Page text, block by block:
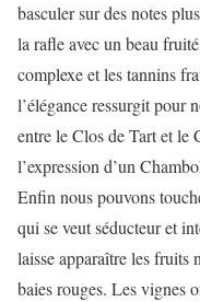
basculer sur des notes
la rafle avec un beau
complexe et les tannins
l’élégance ressurgit pour
entre le Clos de Tart et le
l’expression d’un
Enfin nous pouvons
qui se veut séducteur et
laisse apparaître les fruits
baies rouges. Les vignes